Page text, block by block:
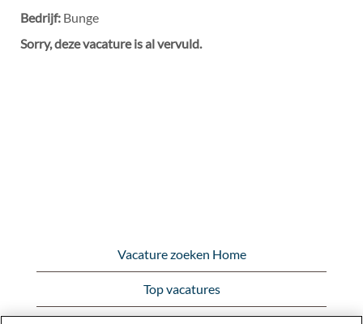
Bedrijf: Bunge
Sorry, deze vacature is al vervuld.
Vacature zoeken Home
Top vacatures